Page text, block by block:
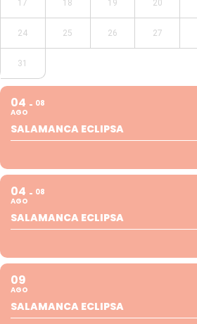
17 18 19 20
24 25 26 27
31
04
AGO
08
SALAMANCA ECLIPSA
04
AGO
08
SALAMANCA ECLIPSA
09
AGO
SALAMANCA ECLIPSA